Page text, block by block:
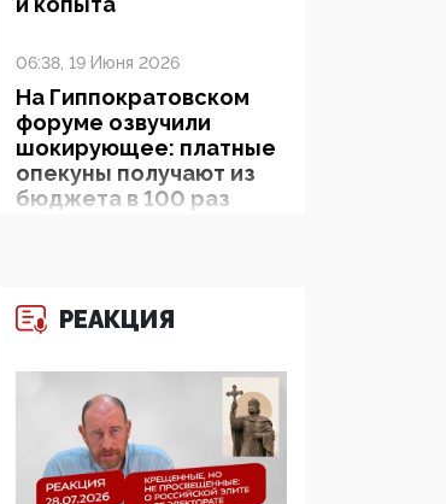
06:38, 19 Июня 2026
На Гиппократовском
форуме озвучили
шокирующее: платные
опекуны получают из
бюджета в 100 раз
05:00, 13 Июня 2026
Разбор учебника
Обществознания под
редакцией Медведева:
суверенитет,
традиционные
ценности и немного
двоемыслия
РЕАКЦИЯ